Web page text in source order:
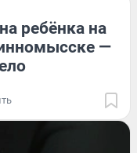
ребёнка на
—